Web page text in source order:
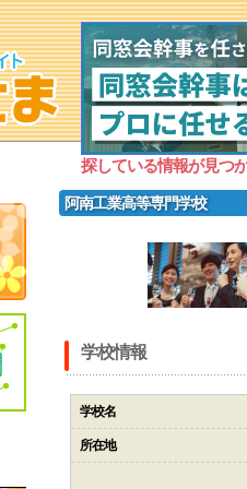
探している情報が見つ
阿南工業高等専門学校
学校情報
学校名
所在地